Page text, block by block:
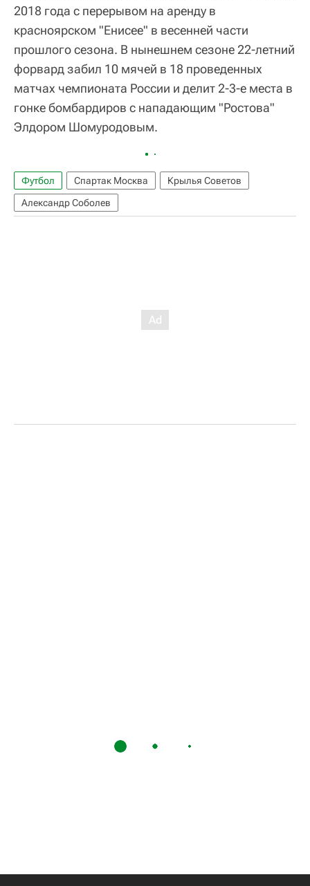
2018 года с перерывом на аренду в
красноярском "Енисее" в весенней части
прошлого сезона. В нынешнем сезоне 22-летний
форвард забил 10 мячей в 18 проведенных
матчах чемпионата России и делит 2-3-е места в
гонке бомбардиров с нападающим "Ростова"
Элдором Шомуродовым.
Футбол Спартак Москва
Крылья Советов
Александр Соболев